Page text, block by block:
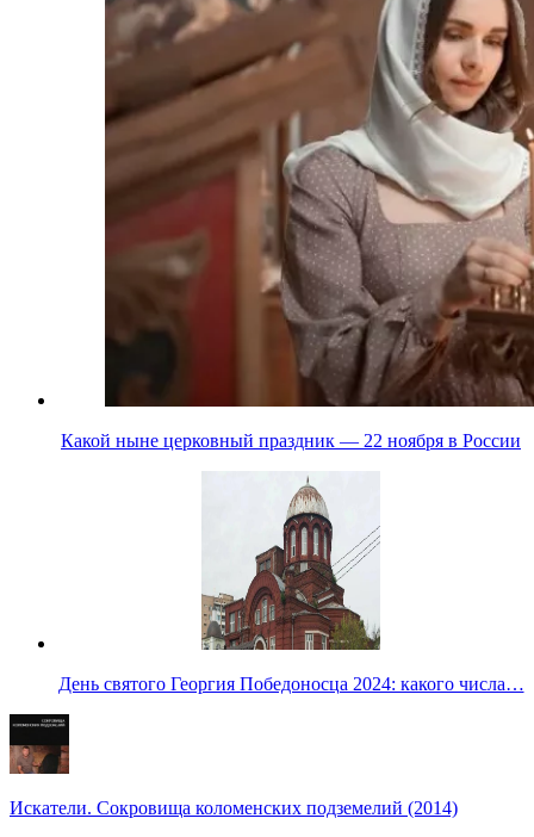
Какой ныне церковный праздник — 22 ноября в России
День святого Георгия Победоносца 2024: какого числа…
Искатели. Сокровища коломенских подземелий (2014)